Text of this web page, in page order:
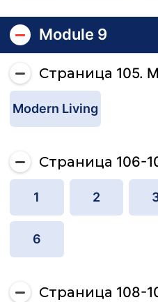
Module 9
Страница 105.
Modern Living
Страница 106-
1 2
6
Страница 108-